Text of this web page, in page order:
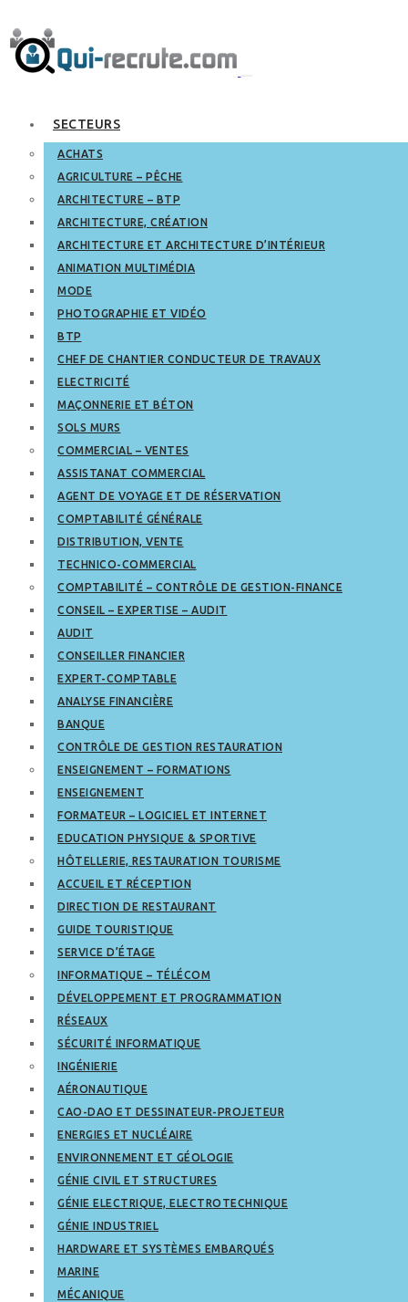
SECTEURS
ACHATS
AGRICULTURE – PÊCHE
ARCHITECTURE – BTP
ARCHITECTURE, CRÉATION
ARCHITECTURE ET ARCHITECTURE D’INTÉRIEUR
ANIMATION MULTIMÉDIA
MODE
PHOTOGRAPHIE ET VIDÉO
BTP
CHEF DE CHANTIER CONDUCTEUR DE TRAVAUX
ELECTRICITÉ
MAÇONNERIE ET BÉTON
SOLS MURS
COMMERCIAL – VENTES
ASSISTANAT COMMERCIAL
AGENT DE VOYAGE ET DE RÉSERVATION
COMPTABILITÉ GÉNÉRALE
DISTRIBUTION, VENTE
TECHNICO-COMMERCIAL
COMPTABILITÉ – CONTRÔLE DE GESTION-FINANCE
CONSEIL – EXPERTISE – AUDIT
AUDIT
CONSEILLER FINANCIER
EXPERT-COMPTABLE
ANALYSE FINANCIÈRE
BANQUE
CONTRÔLE DE GESTION RESTAURATION
ENSEIGNEMENT – FORMATIONS
ENSEIGNEMENT
FORMATEUR – LOGICIEL ET INTERNET
EDUCATION PHYSIQUE & SPORTIVE
HÔTELLERIE, RESTAURATION TOURISME
ACCUEIL ET RÉCEPTION
DIRECTION DE RESTAURANT
GUIDE TOURISTIQUE
SERVICE D’ÉTAGE
INFORMATIQUE – TÉLÉCOM
DÉVELOPPEMENT ET PROGRAMMATION
RÉSEAUX
SÉCURITÉ INFORMATIQUE
INGÉNIERIE
AÉRONAUTIQUE
CAO-DAO ET DESSINATEUR-PROJETEUR
ENERGIES ET NUCLÉAIRE
ENVIRONNEMENT ET GÉOLOGIE
GÉNIE CIVIL ET STRUCTURES
GÉNIE ELECTRIQUE, ELECTROTECHNIQUE
GÉNIE INDUSTRIEL
HARDWARE ET SYSTÈMES EMBARQUÉS
MARINE
MÉCANIQUE